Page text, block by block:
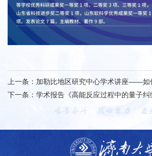
上一条： 加勒比地区研究中心学术讲座——如
下一条： 学术报告《高能反应过程中的量子纠